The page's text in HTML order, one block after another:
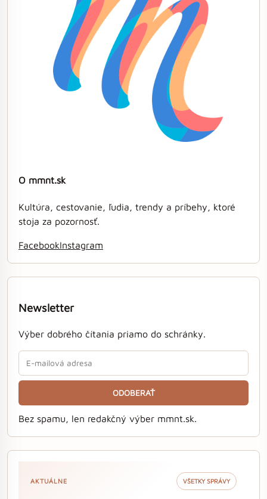
O mmnt.sk
Kultúra, cestovanie, ľudia, trendy a príbehy, ktoré
stoja za pozornosť.
FacebookInstagram
Newsletter
Výber dobrého čítania priamo do schránky.
ODOBERAŤ
Bez spamu, len redakčný výber mmnt.sk.
AKTUÁLNE VŠETKY SPRÁVY